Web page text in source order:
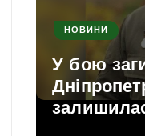
НОВИНИ
У бою